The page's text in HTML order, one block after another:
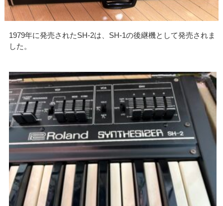
1979年に発売されたSH-2は、SH-1の後継機として発売されま
した。